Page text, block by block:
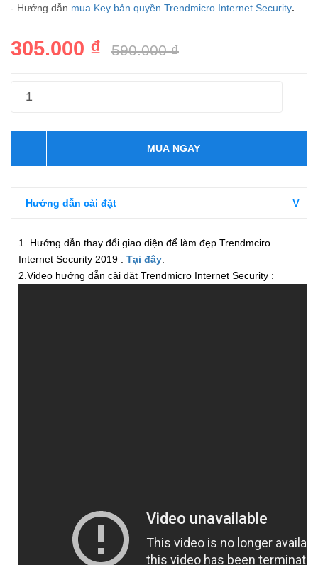
- Hướng dẫn mua Key bản quyền Trendmicro Internet Security.
305.000 ₫ 590.000 ₫
MUA NGAY
Hướng dẫn cài đặt
1. Hướng dẫn thay đổi giao diện để làm đẹp Trendmciro
Internet Security 2019 : Tại đây
2.Video hướng dẫn cài đặt Trendmicro Internet Security :